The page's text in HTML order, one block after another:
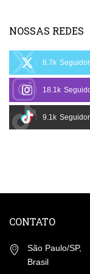
NOSSAS REDES
8.7k
18.1k
9.1k
CONTATO
São Paulo/SP,
Brasil